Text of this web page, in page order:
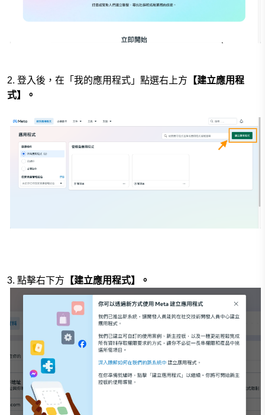
2. 登入後，在「我的應用程式」點選右上方 【建立應用程
式】。
3. 點擊右下方 【建立應用程式】。